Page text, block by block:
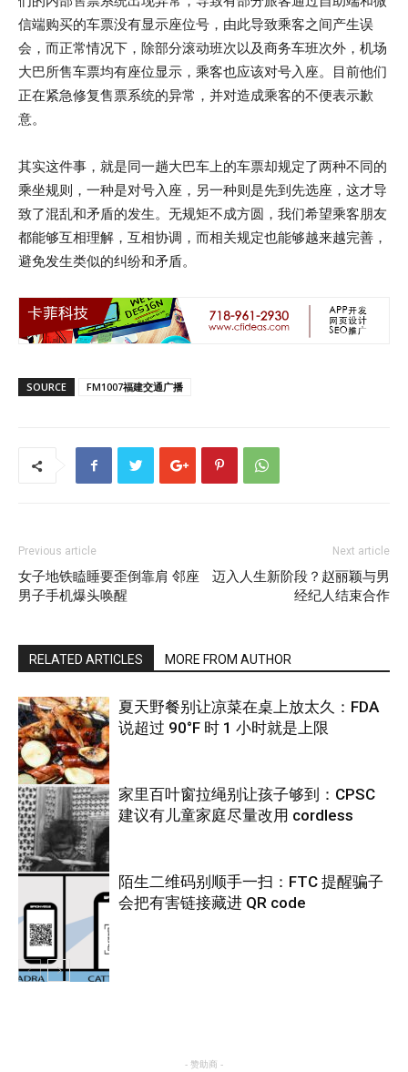
信端购买的车票没有显示座位号，由此导致乘客之间产生误
会，而正常情况下，除部分滚动班次以及商务车班次外，机场
大巴所售车票均有座位显示，乘客也应该对号入座。目前他们
正在紧急修复售票系统的异常，并对造成乘客的不便表示歉
意。
其实这件事，就是同一趟大巴车上的车票却规定了两种不同的
乘坐规则，一种是对号入座，另一种则是先到先选座，这才导
致了混乱和矛盾的发生。无规矩不成方圆，我们希望乘客朋友
都能够互相理解，互相协调，而相关规定也能够越来越完善，
避免发生类似的纠纷和矛盾。
SOURCE FM1007福建交通广播
Previous article
女子地铁瞌睡要歪倒靠肩 邻座
男子手机爆头唤醒
Next article
迈入人生新阶段？赵丽颖与男
经纪人结束合作
RELATED ARTICLES MORE FROM AUTHOR
热点
夏天野餐别让凉菜在桌上放太久：FDA
说超过 90°F 时 1 小时就是上限
热点
家里百叶窗拉绳别让孩子够到：CPSC
建议有儿童家庭尽量改用 cordless
陌生二维码别顺手一扫：FTC 提醒骗子
会把有害链接藏进 QR code
- 赞助商 -